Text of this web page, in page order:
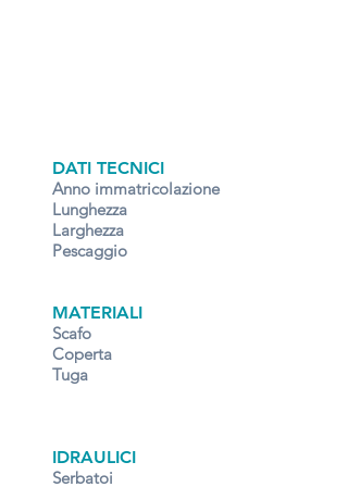
DATI TECNICI
Anno immatricolazione
Lunghezza
Larghezza
Pescaggio
MATERIALI
Scafo
Coperta
Tuga
IDRAULICI
Serbatoi